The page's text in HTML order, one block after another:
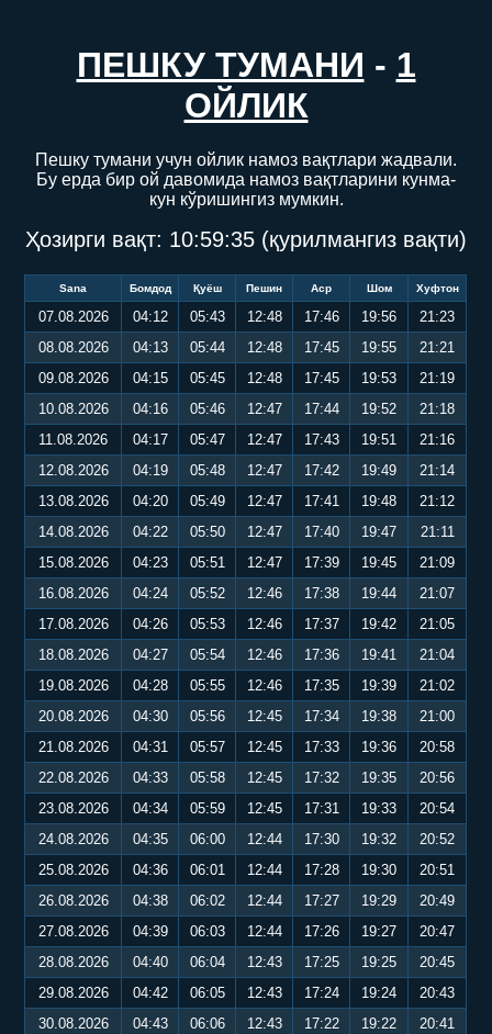
ПЕШКУ ТУМАНИ - 1
ОЙЛИК
Пешку тумани учун ойлик намоз вақтлари жадвали.
Бу ерда бир ой давомида намоз вақтларини кунма-
кун кўришингиз мумкин.
Ҳозирги вақт: 10:59:36 (қурилмангиз вақти)
Sana Бомдод Қуёш Пешин Аср Шом Хуфтон
07.08.2026 04:12 05:43 12:48 17:46 19:56
21:23
08.08.2026
04:13 05:44 12:48 17:45 19:55
21:21
09.08.2026
04:15 05:45 12:48 17:45 19:53
21:19
10.08.2026
04:16 05:46 12:47 17:44 19:52
21:18
11.08.2026
04:17 05:47 12:47 17:43 19:51
21:16
12.08.2026
04:19 05:48 12:47 17:42 19:49
21:14
13.08.2026
04:20 05:49 12:47 17:41 19:48
21:12
14.08.2026
04:22 05:50 12:47 17:40 19:47
21:11
15.08.2026
04:23 05:51 12:47 17:39 19:45
21:09
16.08.2026
04:24 05:52 12:46 17:38 19:44
21:07
17.08.2026
04:26 05:53 12:46 17:37 19:42
21:05
18.08.2026
04:27 05:54 12:46 17:36 19:41
21:04
19.08.2026
04:28 05:55 12:46 17:35 19:39
21:02
20.08.2026
04:30 05:56 12:45 17:34 19:38
21:00
21.08.2026
04:31 05:57 12:45 17:33 19:36
20:58
22.08.2026
04:33 05:58 12:45 17:32 19:35
20:56
23.08.2026
04:34 05:59 12:45 17:31 19:33
20:54
24.08.2026
04:35 06:00 12:44 17:30 19:32
20:52
25.08.2026
04:36 06:01 12:44 17:28 19:30
20:51
26.08.2026
04:38 06:02 12:44 17:27 19:29
20:49
27.08.2026
04:39 06:03 12:44 17:26 19:27
20:47
28.08.2026
04:40 06:04 12:43 17:25 19:25
20:45
29.08.2026
04:42 06:05 12:43 17:24 19:24
20:43
30.08.2026
04:43 06:06 12:43 17:22 19:22
20:41